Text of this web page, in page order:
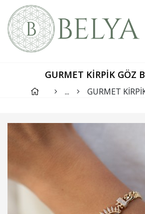
GURMET KİRPİK GÖZ
... GURMET